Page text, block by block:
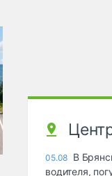
05.08 В
водителя,